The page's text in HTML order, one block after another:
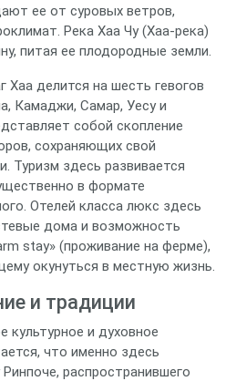
ее от суровых ветров,
Река Хаа Чу (Хаа-река)
питая ее плодородные земли.
Хаа делится на шесть гевогов
Камаджи, Самар, Уесу и
собой скопление
сохраняющих свой
Туризм здесь развивается
в формате
Отелей класса люкс здесь
дома и возможность
stay» (проживание на ферме),
окунуться в местную жизнь.
и традиции
культурное и духовное
что именно здесь
распространившего